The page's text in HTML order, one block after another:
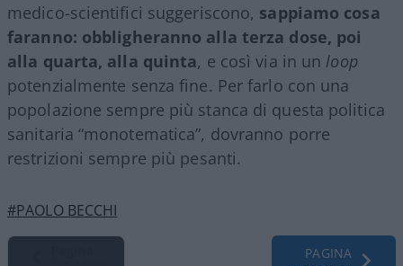
medico-scientifici suggeriscono, sappiamo cosa
faranno: obbligheranno alla terza dose, poi
alla quarta, alla quinta, e così via in un loop
potenzialmente senza fine. Per farlo con una
popolazione sempre più stanca di questa politica
sanitaria “monotematica”, dovranno porre
restrizioni sempre più pesanti.
#PAOLO BECCHI
PAGINA